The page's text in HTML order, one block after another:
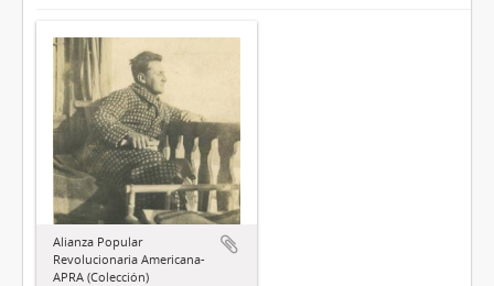
Alianza Popular
Revolucionaria Americana-
APRA (Colección)